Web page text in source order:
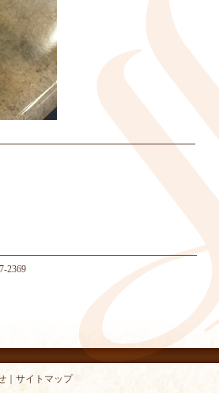
2369
｜ サイトマップ